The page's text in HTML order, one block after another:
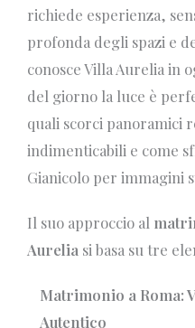
richiede esperienza,
profonda degli spazi e
conosce Villa Aurelia in
del giorno la luce è
quali scorci panoramici
indimenticabili e come
Gianicolo per immagini
Il suo approccio al
Aurelia si basa su tre
Matrimonio a Roma:
Autentico